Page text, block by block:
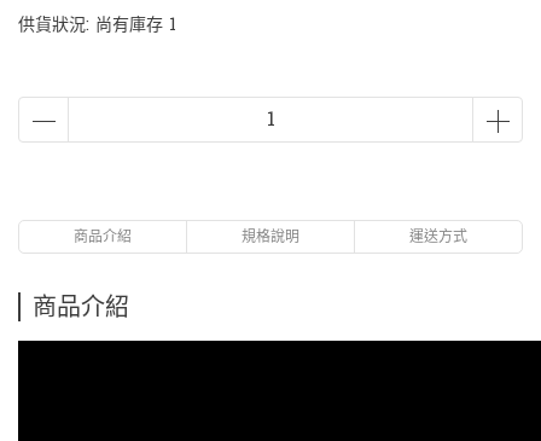
供貨狀況: 尚有庫存 1
商品介紹 規格說明 運送方式
商品介紹